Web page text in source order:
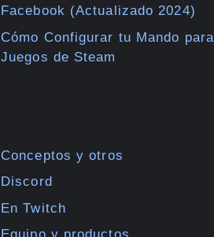
Facebook (Actualizado 2024)
Cómo Configurar tu Mando para
Juegos de Steam
Conceptos y otros
Discord
En Twitch